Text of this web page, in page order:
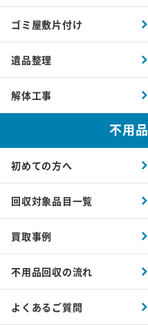
ゴミ屋敷片付け
遺品整理
解体工事
不用
初めての方へ
回収対象品目一覧
買取事例
不用品回収の流れ
よくあるご質問